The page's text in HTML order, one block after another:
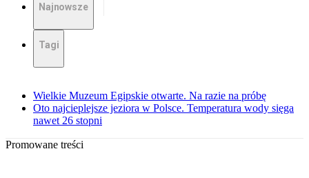
Najnowsze
Tagi
Wielkie Muzeum Egipskie otwarte. Na razie na próbę
Oto najcieplejsze jeziora w Polsce. Temperatura wody sięga
nawet 26 stopni
Promowane treści